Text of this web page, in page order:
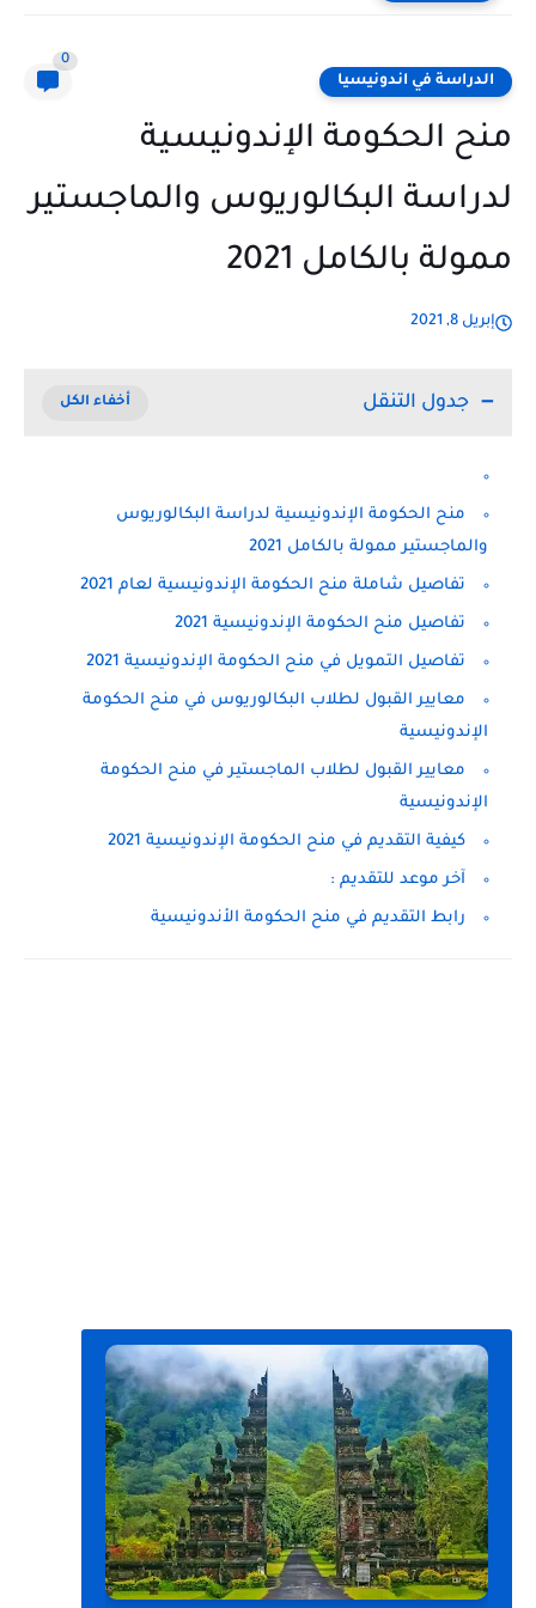
الدراسة في اندونيسيا
0
منح الحكومة الإندونيسية
لدراسة البكالوريوس والماجستير
ممولة بالكامل 2021
إبريل 8, 2021
جدول التنقل
منح الحكومة الإندونيسية لدراسة البكالوريوس
والماجستير ممولة بالكامل 2021
تفاصيل شاملة منح الحكومة الإندونيسية لعام 2021
تفاصيل منح الحكومة الإندونيسية 2021
تفاصيل التمويل في منح الحكومة الإندونيسية 2021
معايير القبول لطلاب البكالوريوس في منح الحكومة
الإندونيسية
معايير القبول لطلاب الماجستير في منح الحكومة
الإندونيسية
كيفية التقديم في منح الحكومة الإندونيسية 2021
آخر موعد للتقديم :
رابط التقديم في منح الحكومة الأندونيسية